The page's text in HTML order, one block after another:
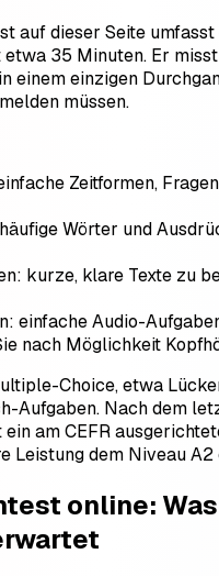
auf dieser Seite
etwa 35 Minuten. Er
einem einzigen
müssen.
Zeitformen,
Wörter und
kurze, klare Texte zu
einfache Audio-
nach Möglichkeit
Choice, etwa
Aufgaben. Nach dem
am CEFR
Leistung dem Niveau
online: